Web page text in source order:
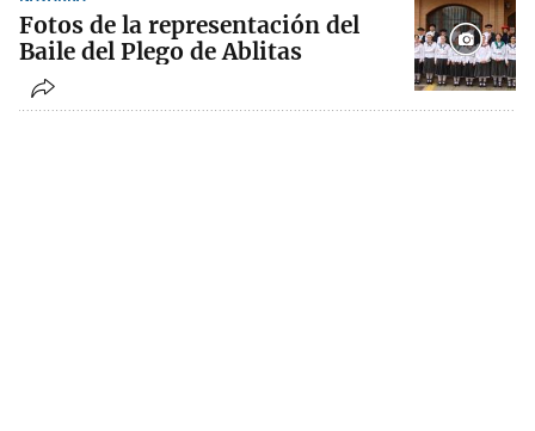
Fotos de la representación del
Baile del Plego de Ablitas